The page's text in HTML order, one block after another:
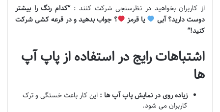
از کاربران بخواهید در نظرسنجی شرکت کنند :“کدام رنگ را بیشتر
دوست دارید؟ آبی
یا قرمز
؟ جواب بدهید و در قرعه کشی شرکت
کنید!”
اشتباهات رایج در استفاده از پاپ آپ
ها
زیاده روی در نمایش پاپ آپ ها : این کار باعث خستگی و ترک
کاربران می شود.